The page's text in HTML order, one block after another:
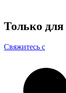
Только для
Свяжитесь с